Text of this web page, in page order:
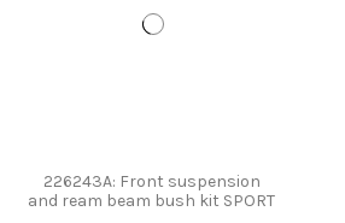
226243A: Front suspension
and ream beam bush kit SPORT